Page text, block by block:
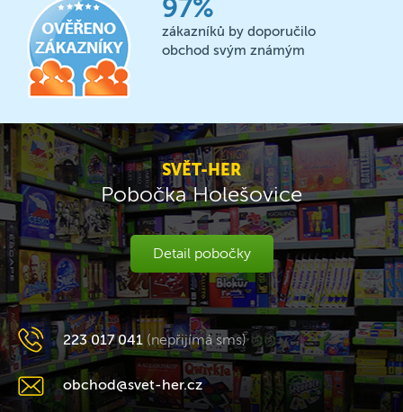
97%
zákazníků by doporučilo
obchod svým známým
SVĚT-HER
Pobočka Holešovice
Detail pobočky
223 017 041 (nepřijímá sms)
obchod@svet-her.cz